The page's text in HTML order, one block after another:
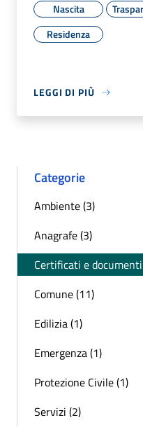
Nascita
Residenza
LEGGI DI PIÙ
Categorie
Ambiente (3)
Anagrafe (3)
Certificati e
Comune (11)
Edilizia (1)
Emergenza (1)
Protezione Civile (1)
Servizi (2)